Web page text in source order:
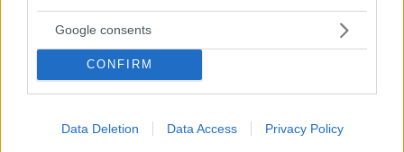
Google consents
CONFIRM
Data Deletion Data Access Privacy Policy
Ασθενής ξυλοκόπησε νοσηλεύτρια στα Επείγοντα
του Ερυθρού Σταυρού, την άρπαξε από τα μαλλιά
και τη χτύπησε σε πόρτες - Τι καταγγέλλει η
09.08.2026, 10:51